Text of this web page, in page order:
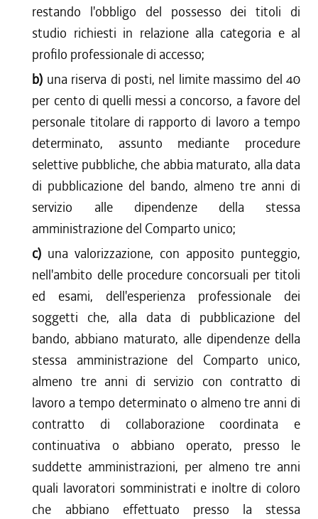
restando l'obbligo del possesso dei titoli di
studio richiesti in relazione alla categoria e al
profilo professionale di accesso;
b) una riserva di posti, nel limite massimo del 40
per cento di quelli messi a concorso, a favore del
personale titolare di rapporto di lavoro a tempo
determinato, assunto mediante procedure
selettive pubbliche, che abbia maturato, alla data
di pubblicazione del bando, almeno tre anni di
servizio alle dipendenze della stessa
amministrazione del Comparto unico;
c) una valorizzazione, con apposito punteggio,
nell'ambito delle procedure concorsuali per titoli
ed esami, dell'esperienza professionale dei
soggetti che, alla data di pubblicazione del
bando, abbiano maturato, alle dipendenze della
stessa amministrazione del Comparto unico,
almeno tre anni di servizio con contratto di
lavoro a tempo determinato o almeno tre anni di
contratto di collaborazione coordinata e
continuativa o abbiano operato, presso le
suddette amministrazioni, per almeno tre anni
quali lavoratori somministrati e inoltre di coloro
che abbiano effettuato presso la stessa